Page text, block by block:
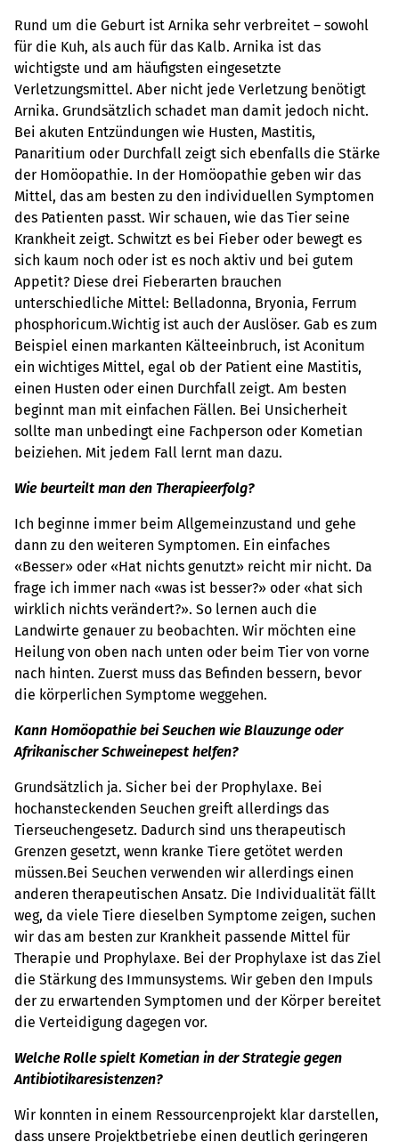
Rund um die Geburt ist Arnika sehr verbreitet – sowohl
für die Kuh, als auch für das Kalb. Arnika ist das
wichtigste und am häufigsten eingesetzte
Verletzungsmittel. Aber nicht jede Verletzung benötigt
Arnika. Grundsätzlich schadet man damit jedoch nicht.
Bei akuten Entzündungen wie Husten, Mastitis,
Panaritium oder Durchfall zeigt sich ebenfalls die Stärke
der Homöopathie. In der Homöopathie geben wir das
Mittel, das am besten zu den individuellen Symptomen
des Patienten passt. Wir schauen, wie das Tier seine
Krankheit zeigt. Schwitzt es bei Fieber oder bewegt es
sich kaum noch oder ist es noch aktiv und bei gutem
Appetit? Diese drei Fieberarten brauchen
unterschiedliche Mittel: Belladonna, Bryonia, Ferrum
phosphoricum.Wichtig ist auch der Auslöser. Gab es zum
Beispiel einen markanten Kälteeinbruch, ist Aconitum
ein wichtiges Mittel, egal ob der Patient eine Mastitis,
einen Husten oder einen Durchfall zeigt. Am besten
beginnt man mit einfachen Fällen. Bei Unsicherheit
sollte man unbedingt eine Fachperson oder Kometian
beiziehen. Mit jedem Fall lernt man dazu.
Wie beurteilt man den Therapieerfolg?
Ich beginne immer beim Allgemeinzustand und gehe
dann zu den weiteren Symptomen. Ein einfaches
«Besser» oder «Hat nichts genutzt» reicht mir nicht. Da
frage ich immer nach «was ist besser?» oder «hat sich
wirklich nichts verändert?». So lernen auch die
Landwirte genauer zu beobachten. Wir möchten eine
Heilung von oben nach unten oder beim Tier von vorne
nach hinten. Zuerst muss das Befinden bessern, bevor
die körperlichen Symptome weggehen.
Kann Homöopathie bei Seuchen wie Blauzunge oder
Afrikanischer Schweinepest helfen?
Grundsätzlich ja. Sicher bei der Prophylaxe. Bei
hochansteckenden Seuchen greift allerdings das
Tierseuchengesetz. Dadurch sind uns therapeutisch
Grenzen gesetzt, wenn kranke Tiere getötet werden
müssen.Bei Seuchen verwenden wir allerdings einen
anderen therapeutischen Ansatz. Die Individualität fällt
weg, da viele Tiere dieselben Symptome zeigen, suchen
wir das am besten zur Krankheit passende Mittel für
Therapie und Prophylaxe. Bei der Prophylaxe ist das Ziel
die Stärkung des Immunsystems. Wir geben den Impuls
der zu erwartenden Symptomen und der Körper bereitet
die Verteidigung dagegen vor.
Welche Rolle spielt Kometian in der Strategie gegen
Antibiotikaresistenzen?
Wir konnten in einem Ressourcenprojekt klar darstellen,
dass unsere Projektbetriebe einen deutlich geringeren